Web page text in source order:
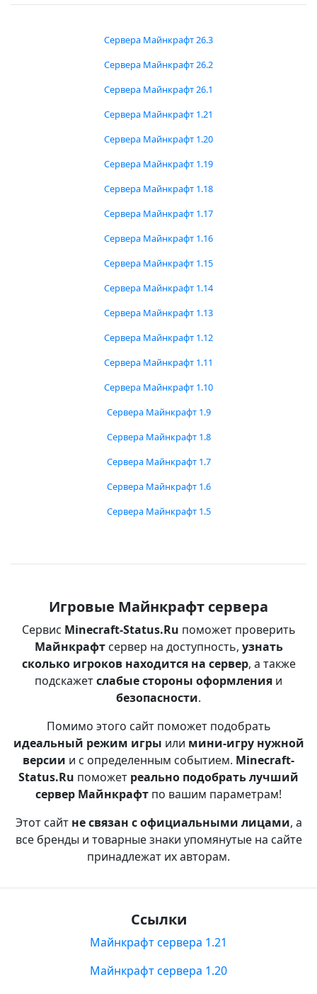
Сервера Майнкрафт 26.3
Сервера Майнкрафт 26.2
Сервера Майнкрафт 26.1
Сервера Майнкрафт 1.21
Сервера Майнкрафт 1.20
Сервера Майнкрафт 1.19
Сервера Майнкрафт 1.18
Сервера Майнкрафт 1.17
Сервера Майнкрафт 1.16
Сервера Майнкрафт 1.15
Сервера Майнкрафт 1.14
Сервера Майнкрафт 1.13
Сервера Майнкрафт 1.12
Сервера Майнкрафт 1.11
Сервера Майнкрафт 1.10
Сервера Майнкрафт 1.9
Сервера Майнкрафт 1.8
Сервера Майнкрафт 1.7
Сервера Майнкрафт 1.6
Сервера Майнкрафт 1.5
Игровые Майнкрафт сервера
Сервис Minecraft-Status.Ru поможет проверить
Майнкрафтсервер на доступность, узнать
сколько игроков находится на сервер, а также
подскажетслабые стороны оформления и
безопасности.
Помимо этого сайт поможет подобрать
идеальный режим игры или мини-игру нужной
версии и с определенным событием. Minecraft-
Status.Ru поможет реально подобрать лучший
сервер Майнкрафт по вашим параметрам!
Этот сайт не связан с официальными лицами, а
все бренды и товарные знаки упомянутые на сайте
принадлежат их авторам.
Ссылки
Майнкрафт сервера 1.21
Майнкрафт сервера 1.20